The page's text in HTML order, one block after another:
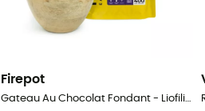
Firepot
Gateau Au Chocolat Fondant - Liofilizowane danie